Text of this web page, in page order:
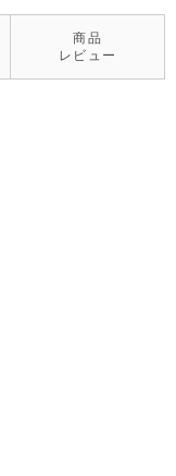
商品
レビュー